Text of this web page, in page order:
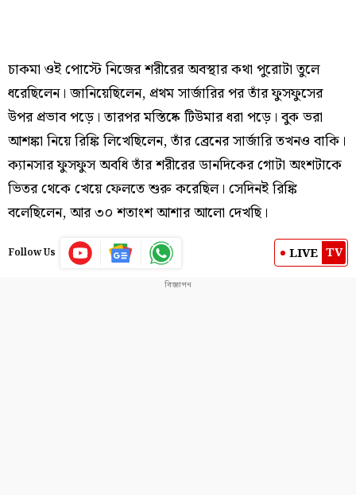
চাকমা ওই পোস্টে নিজের শরীরের অবস্থার কথা পুরোটা তুলে
ধরেছিলেন। জানিয়েছিলেন, প্রথম সার্জারির পর তাঁর ফুসফুসের
উপর প্রভাব পড়ে। তারপর মস্তিষ্কে টিউমার ধরা পড়ে। বুক ভরা
আশঙ্কা নিয়ে রিঙ্কি লিখেছিলেন, তাঁর ব্রেনের সার্জারি তখনও বাকি।
ক্যানসার ফুসফুস অবধি তাঁর শরীরের ডানদিকের গোটা অংশটাকে
ভিতর থেকে খেয়ে ফেলতে শুরু করেছিল। সেদিনই রিঙ্কি
বলেছিলেন, আর ৩০ শতাংশ আশার আলো দেখছি।
Follow Us LIVE TV